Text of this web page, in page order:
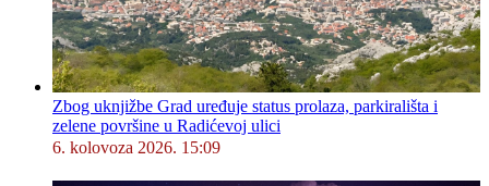
Zbog uknjižbe Grad uređuje status prolaza, parkirališta i
zelene površine u Radićevoj ulici
6. kolovoza 2026. 15:09